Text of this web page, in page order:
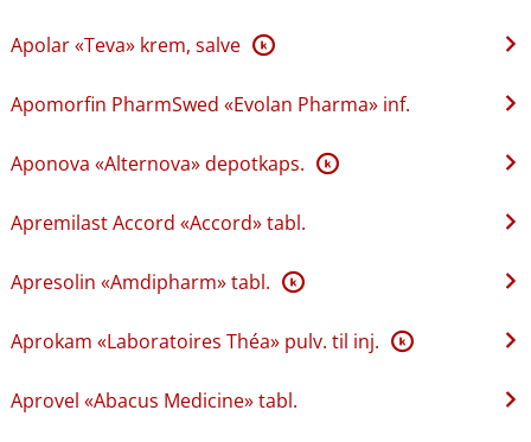
Apolar «Teva» krem, salve K
Apomorfin PharmSwed «Evolan Pharma» inf.
Aponova «Alternova» depotkaps. K
Apremilast Accord «Accord» tabl.
Apresolin «Amdipharm» tabl. K
Aprokam «Laboratoires Théa» pulv. til inj. K
Aprovel «Abacus Medicine» tabl.